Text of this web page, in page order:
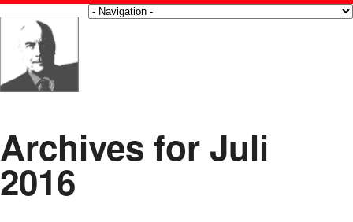
Archives for Juli
2016